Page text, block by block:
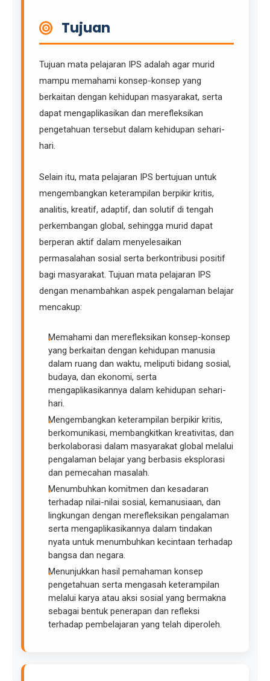
Tujuan
Tujuan mata pelajaran IPS adalah agar murid
mampu memahami konsep-konsep yang
berkaitan dengan kehidupan masyarakat, serta
dapat mengaplikasikan dan merefleksikan
pengetahuan tersebut dalam kehidupan sehari-
hari.
Selain itu, mata pelajaran IPS bertujuan untuk
mengembangkan keterampilan berpikir kritis,
analitis, kreatif, adaptif, dan solutif di tengah
perkembangan global, sehingga murid dapat
berperan aktif dalam menyelesaikan
permasalahan sosial serta berkontribusi positif
bagi masyarakat. Tujuan mata pelajaran IPS
dengan menambahkan aspek pengalaman belajar
mencakup:
Memahami dan merefleksikan konsep-konsep
yang berkaitan dengan kehidupan manusia
dalam ruang dan waktu, meliputi bidang sosial,
budaya, dan ekonomi, serta
mengaplikasikannya dalam kehidupan sehari-
hari.
Mengembangkan keterampilan berpikir kritis,
berkomunikasi, membangkitkan kreativitas, dan
berkolaborasi dalam masyarakat global melalui
pengalaman belajar yang berbasis eksplorasi
dan pemecahan masalah.
Menumbuhkan komitmen dan kesadaran
terhadap nilai-nilai sosial, kemanusiaan, dan
lingkungan dengan merefleksikan pengalaman
serta mengaplikasikannya dalam tindakan
nyata untuk menumbuhkan kecintaan terhadap
bangsa dan negara.
Menunjukkan hasil pemahaman konsep
pengetahuan serta mengasah keterampilan
melalui karya atau aksi sosial yang bermakna
sebagai bentuk penerapan dan refleksi
terhadap pembelajaran yang telah diperoleh.